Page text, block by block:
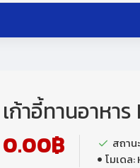
เก้าอี้ทานอาหาร
0.00฿
สถาน
โมเดล: